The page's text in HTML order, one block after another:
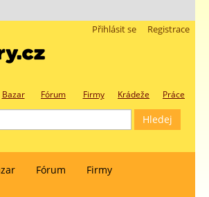
Registrace
Přihlásit se
Bazar Fórum Firmy Krádeže Práce
Fórum Firmy